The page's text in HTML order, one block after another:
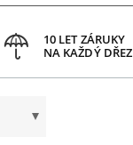
10 LET ZÁRUKY
NA KAŽDÝ DŘEZ